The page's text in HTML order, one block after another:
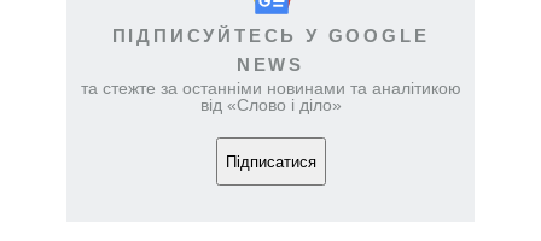
ПІДПИСУЙТЕСЬ У GOOGLE
NEWS
та стежте за останніми новинами та аналітикою
від «Слово і діло»
Підписатися